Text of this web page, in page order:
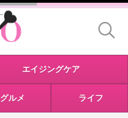
エイジングケア
グルメ ライフ